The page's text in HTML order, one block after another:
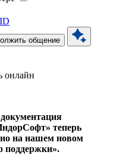
общение
онлайн
теперь
на нашем новом
поддержки».